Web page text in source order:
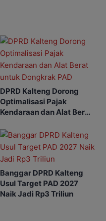
DPRD Kalteng Dorong
Optimalisasi Pajak
Kendaraan dan Alat Berat
Banggar DPRD Kalteng
Usul Target PAD 2027
Naik Jadi Rp3 Triliun